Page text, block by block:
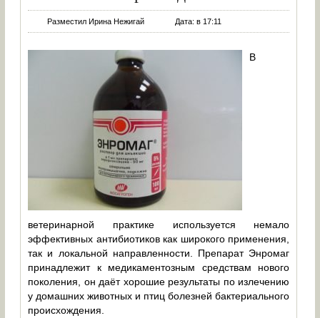
Разместил Ирина Нежигай Дата: в 17:11
В
ветеринарной практике используется немало
эффективных антибиотиков как широкого применения,
так и локальной направленности. Препарат Энромаг
принадлежит к медикаментозным средствам нового
поколения, он даёт хорошие результаты по излечению
у домашних животных и птиц болезней бактериального
происхождения.